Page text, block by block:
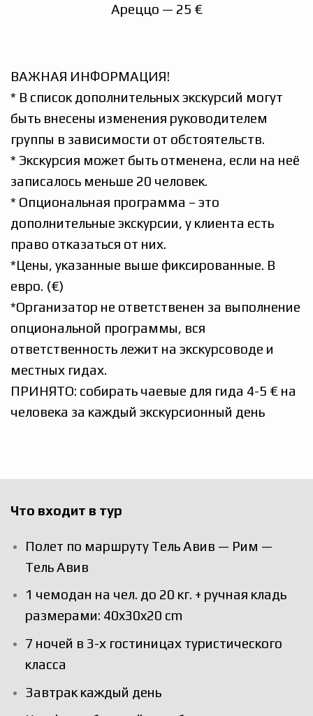
Ареццо — 25 €
ВАЖНАЯ ИНФОРМАЦИЯ!
* В список дополнительных экскурсий могут
быть внесены изменения руководителем
группы в зависимости от обстоятельств.
* Экскурсия может быть отменена, если на неё
записалось меньше 20 человек.
* Опциональная программа – это
дополнительные экскурсии, у клиента есть
право отказаться от них.
*Цены, указанные выше фиксированные. В
евро. (€)
*Организатор не ответственен за выполнение
опциональной программы, вся
ответственность лежит на экскурсоводе и
местных гидах.
ПРИНЯТО: собирать чаевые для гида 4-5 € на
человека за каждый экскурсионный день
Что входит в тур
Полет по маршруту Тель Авив — Рим —
Тель Авив
1 чемодан на чел. до 20 кг. + ручная кладь
размерами: 40x30x20 cm
7 ночей в 3-х гостиницах туристического
класса
Завтрак каждый день